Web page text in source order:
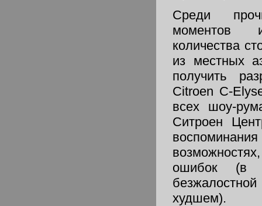
Среди
моментов
количества
из местных
получить
Citroen C-
всех шоу-
Ситроен
ошибок (в
худшем).